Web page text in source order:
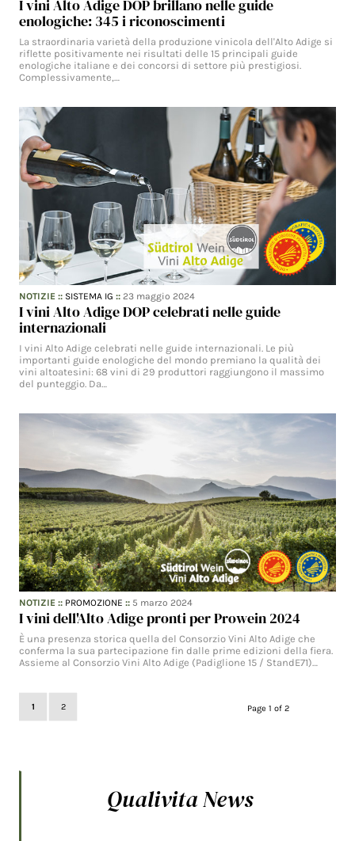
I vini Alto Adige DOP brillano nelle guide
enologiche: 345 i riconoscimenti
La straordinaria varietà della produzione vinicola dell'Alto Adige si
riflette positivamente nei risultati delle 15 principali guide
enologiche italiane e dei concorsi di settore più prestigiosi.
Complessivamente,…
NOTIZIE :: SISTEMA IG ::23 maggio 2024
I vini Alto Adige DOP celebrati nelle guide
internazionali
I vini Alto Adige celebrati nelle guide internazionali. Le più
importanti guide enologiche del mondo premiano la qualità dei
vini altoatesini: 68 vini di 29 produttori raggiungono il massimo
del punteggio. Da…
NOTIZIE :: PROMOZIONE :: 5 marzo 2024
I vini dell'Alto Adige pronti per Prowein 2024
È una presenza storica quella del Consorzio Vini Alto Adige che
conferma la sua partecipazione fin dalle prime edizioni della fiera.
Assieme al Consorzio Vini Alto Adige (Padiglione 15 / StandE71)…
Page 1 of 2
1 2
Qualivita News